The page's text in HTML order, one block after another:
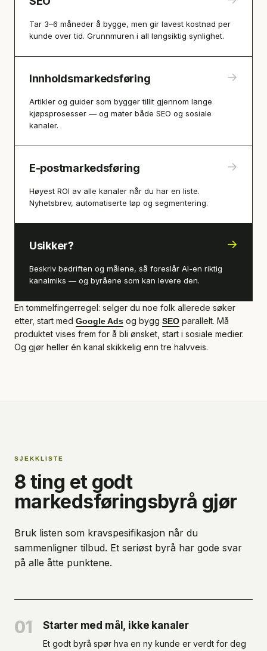
Tar 3–6 måneder å bygge, men gir lavest kostnad per
kunde over tid. Grunnmuren i all langsiktig synlighet.
Innholdsmarkedsføring →
Artikler og guider som bygger tillit gjennom lange
kjøpsprosesser — og mater både SEO og sosiale
kanaler.
E-postmarkedsføring →
Høyest ROI av alle kanaler når du har en liste.
Nyhetsbrev, automatiserte løp og segmentering.
Usikker? →
Beskriv bedriften og målene, så foreslår AI-en riktig
kanalmiks — og byråene som kan levere den.
En tommelfingerregel: selger du noe folk allerede søker
etter, start med Google Ads og bygg SEO parallelt. Må
produktet vises frem for å bli ønsket, start i sosiale medier.
Og gjør heller én kanal skikkelig enn tre halvveis.
SJEKKLISTE
8 ting et godt
markedsføringsbyrå gjør
Bruk listen som kravspesifikasjon når du
sammenligner tilbud. Et seriøst byrå har gode svar
på alle åtte punktene.
01 Starter med mål, ikke kanaler
Et godt byrå spør hva en ny kunde er verdt for deg